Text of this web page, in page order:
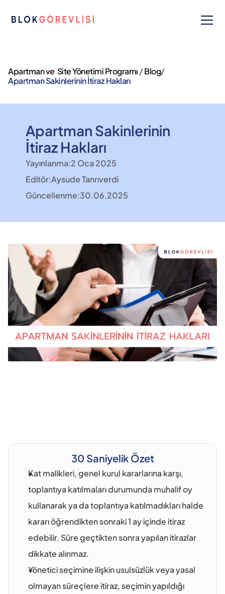
Apartman ve  Site Yönetimi Programı / Blog/
Apartman Sakinlerinin İtiraz Hakları
Apartman Sakinlerinin
İtiraz Hakları
Yayınlanma:2 Oca 2025
Editör:Aysude Tanrıverdi
Güncellenme:30.06.2025
30 Saniyelik Özet
Kat malikleri, genel kurul kararlarına karşı,
toplantıya katılmaları durumunda muhalif oy
kullanarak ya da toplantıya katılmadıkları halde
kararı öğrendikten sonraki 1 ay içinde itiraz
edebilir. Süre geçtikten sonra yapılan itirazlar
dikkate alınmaz.
Yönetici seçimine ilişkin usulsüzlük veya yasal
olmayan süreçlere itiraz, seçimin yapıldığı